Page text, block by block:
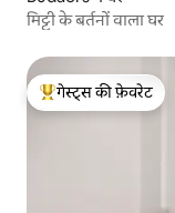
मिट्टी के बर्तनों वाला घर
गेस्ट्स का टॉप फ़ेवरेट
गेस्ट्स की फ़ेवरेट